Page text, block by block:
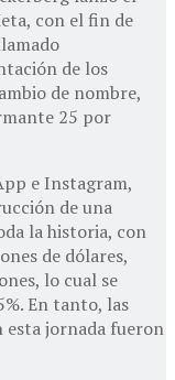
con el fin de
de los
de nombre,
25 por
e Instagram,
de una
la historia, con
de dólares,
lo cual se
En tanto, las
esta jornada fueron